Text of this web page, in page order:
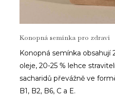
Konopná semínka pro zdraví
Konopná semínka obsahují
oleje, 20-25 % lehce
sacharidů převážně ve
B1, B2, B6, C a E.